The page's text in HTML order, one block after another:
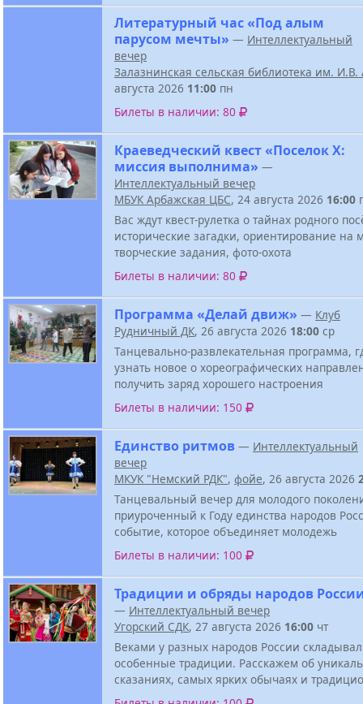
Литературный час «Под алым
парусом мечты» — Интеллектуальный
вечер
Залазнинская сельская библиотека им.
августа 2026 11:00 пн
Билеты в наличии: 80
Краеведческий квест «Поселок Х:
миссия выполнима» —
Интеллектуальный вечер
МБУК Арбажская ЦБС, 24 августа 2026 16:00
Вас ждут квест-рулетка о тайнах родного
исторические загадки, ориентирование на
творческие задания, фото-охота
Билеты в наличии: 80
Программа «Делай движ» — Клуб
Рудничный ДК, 26 августа 2026 18:00 ср
Танцевально-развлекательная программа,
узнать новое о хореографических
получить заряд хорошего настроения
Билеты в наличии: 150
Единство ритмов — Интеллектуальный
вечер
МКУК "Немский РДК", фойе, 26 августа 2026
Танцевальный вечер для молодого
приуроченный к Году единства народов
событие, которое объединяет молодежь
Билеты в наличии: 100
Традиции и обряды народов
— Интеллектуальный вечер
Угорский СДК, 27 августа 2026 16:00 чт
Веками у разных народов России
особенные традиции. Расскажем об
сказаниях, самых ярких обычаях и